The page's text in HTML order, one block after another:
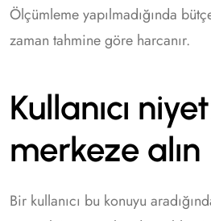
Ölçümleme yapılmadığında
zaman tahmine göre harcanır.
Kullanıcı
merkeze alın
Bir kullanıcı bu konuyu